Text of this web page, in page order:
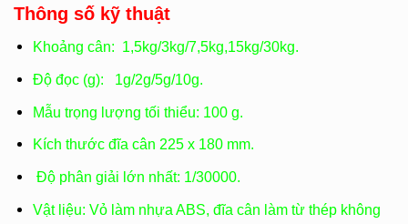
Thông số kỹ thuật
Khoảng cân: 1,5kg/3kg/7,5kg,15kg/30kg.
Độ đọc (g): 1g/2g/5g/10g.
Mẫu trọng lượng tối thiểu: 100 g.
Kích thước đĩa cân 225 x 180 mm.
Độ phân giải lớn nhất: 1/30000.
Vật liệu: Vỏ làm nhựa ABS, đĩa cân làm từ thép không